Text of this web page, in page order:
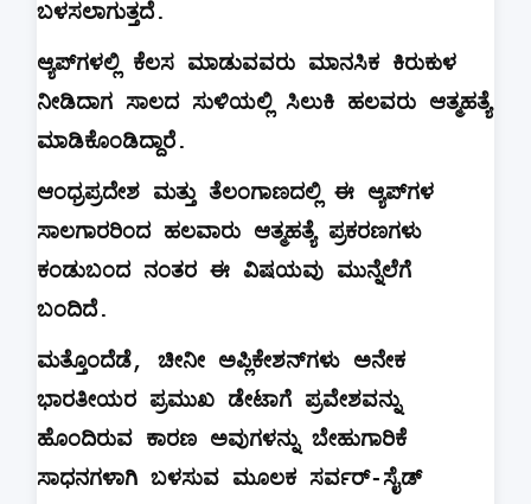
ಬಳಸಲಾಗುತ್ತದೆ.
ಆ್ಯಪ್‌ಗಳಲ್ಲಿ ಕೆಲಸ ಮಾಡುವವರು ಮಾನಸಿಕ ಕಿರುಕುಳ
ನೀಡಿದಾಗ ಸಾಲದ ಸುಳಿಯಲ್ಲಿ ಸಿಲುಕಿ ಹಲವರು ಆತ್ಮಹತ್ಯೆ
ಮಾಡಿಕೊಂಡಿದ್ದಾರೆ .
ಆಂಧ್ರಪ್ರದೇಶ ಮತ್ತು ತೆಲಂಗಾಣದಲ್ಲಿ ಈ ಆ್ಯಪ್‌ಗಳ
ಸಾಲಗಾರರಿಂದ ಹಲವಾರು ಆತ್ಮಹತ್ಯೆ ಪ್ರಕರಣಗಳು
ಕಂಡುಬಂದ ನಂತರ ಈ ವಿಷಯವು ಮುನ್ನೆಲೆಗೆ
ಬಂದಿದೆ.
ಮತ್ತೊಂದೆಡೆ, ಚೀನೀ ಅಪ್ಲಿಕೇಶನ್‌ಗಳು ಅನೇಕ
ಭಾರತೀಯರ ಪ್ರಮುಖ ಡೇಟಾಗೆ ಪ್ರವೇಶವನ್ನು
ಹೊಂದಿರುವ ಕಾರಣ ಅವುಗಳನ್ನು ಬೇಹುಗಾರಿಕೆ
ಸಾಧನಗಳಾಗಿ ಬಳಸುವ ಮೂಲಕ ಸರ್ವರ್- ಸೈಡ್